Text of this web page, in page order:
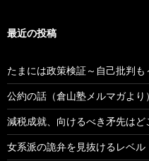
最近の投稿
たまには政策検証～自己批判も
公約の話（倉山塾メルマガより）
減税成就、向けるべき矛先はど
女系派の詭弁を見抜けるレベル